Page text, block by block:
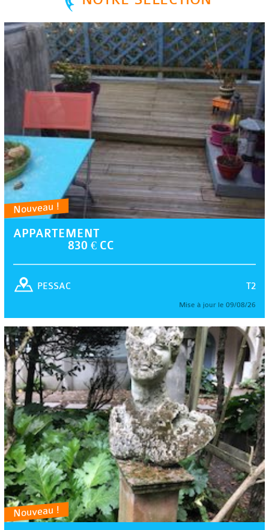
Nouveau !
APPARTEMENT
830 € CC
T2
PESSAC
Mise à jour le 09/08/26
Nouveau !